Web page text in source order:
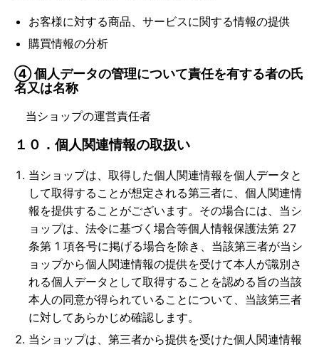
お客様に対する商品、サービスに関する情報の提供
購買情報の分析
④ 個人データの管理について責任を有する者の氏
名又は名称
当ショップの運営責任者
１０．個人関連情報の取扱い
当ショップは、取得した個人関連情報を個人データと
して取得することが想定される第三者に、個人関連情
報を提供することがございます。その場合には、当シ
ョップは、法令に基づく場合等個人情報保護法第 27
条第 1 項各号に掲げる場合を除き、当該第三者が当シ
ョップから個人関連情報の提供を受けて本人が識別さ
れる個人データとして取得することを認める旨の当該
本人の同意が得られていることについて、当該第三者
に対してあらかじめ確認します。
当ショップは、第三者から提供を受けた個人関連情報